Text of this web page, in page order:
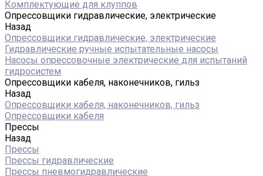
Комплектующие для клуппов
Опрессовщики гидравлические, электрические
Назад
Опрессовщики гидравлические, электрические
Гидравлические ручные испытательные насосы
Насосы опрессовочные электрические для испытаний
гидросистем
Опрессовщики кабеля, наконечников, гильз
Назад
Опрессовщики кабеля, наконечников, гильз
Опрессовщики кабеля
Прессы
Назад
Прессы
Прессы гидравлические
Прессы пневмогидравлические